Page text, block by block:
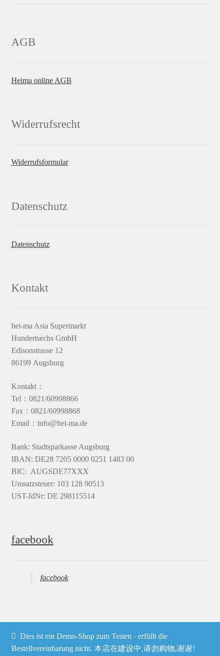
AGB
Heima online AGB
Widerrufsrecht
Widerrufsformular
Datenschutz
Datenschutz
Kontakt
hei-ma Asia Supermarkt
Hundertsechs GmbH
Edisonstrasse 12
86199 Augsburg
Kontakt：
Tel：0821/60998866
Fax：0821/60998868
Email：info@hei-ma.de
Bank: Stadtsparkasse Augsburg
IBAN: DE28 7205 0000 0251 1483 00
BIC: AUGSDE77XXX
Umsatzsteuer: 103 128 90513
UST-IdNr: DE 298115514
facebook
facebook
© Heima online 2026
Dies ist ein Demo-Shop zum Testen - erfüllt die
Bestellvereinbarung nicht. 本店在建设中,请勿购物,谢谢!